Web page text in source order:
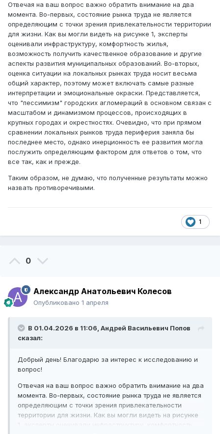
Отвечая на ваш вопрос важно обратить внимание на два
момента. Во-первых, состояние рынка труда не является
определяющим с точки зрения привлекательности территории
для жизни. Как вы могли видеть на рисунке 1, эксперты
оценивали инфраструктуру, комфортность жилья,
возможность получить качественное образование и другие
аспекты развития муниципальных образований. Во-вторых,
оценка ситуации на локальных рынках труда носит весьма
общий характер, поэтому может включать самые разные
интерпретации и эмоциональные окраски. Представляется,
что "пессимизм" городских агломераций в основном связан с
масштабом и динамизмом процессов, происходящих в
крупных городах и окрестностях. Очевидно, что при прямом
сравнении локальных рынков труда периферия заняла бы
последнее место, однако инерционность ее развития могла
послужить определяющим фактором для ответов о том, что
все так, как и прежде.
Таким образом, не думаю, что полученные результаты можно
назвать противоречивыми.
1
0
Александр Анатольевич Колесов
Опубликовано 1 апреля
В 01.04.2026 в 11:06, Андрей Васильевич Попов
сказал:
Добрый день! Благодарю за интерес к исследованию и
вопрос!
Отвечая на ваш вопрос важно обратить внимание на два
момента. Во-первых, состояние рынка труда не является
определяющим с точки зрения привлекательности
территории для жизни. Как вы могли видеть на рисунке
1, эксперты оценивали инфраструктуру, комфортность